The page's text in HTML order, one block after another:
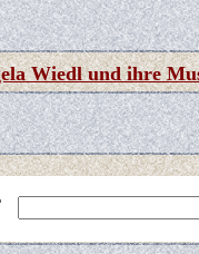
Wiedl und ihre